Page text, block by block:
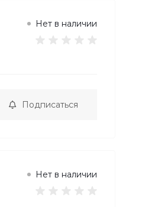
Нет в наличии
Подписаться
Нет в наличии